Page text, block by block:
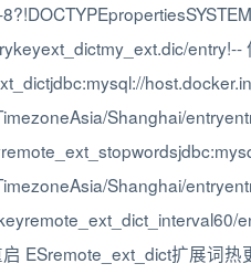
Shanghai/
Shanghai/
ESremote_ext_dict扩展词